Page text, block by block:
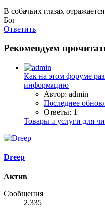
В собачьих глазах
Бог
Ответить
Рекомендуем
Как на этом форуме
информацию
Автор: admin
Последнее
Ответы: 1
Товары и услуги для
Dreep
Актив
Сообщения
2.335